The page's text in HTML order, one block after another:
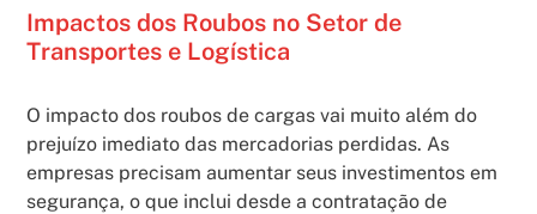
Impactos dos Roubos no Setor de
Transportes e Logística
O impacto dos roubos de cargas vai muito além do
prejuízo imediato das mercadorias perdidas. As
empresas precisam aumentar seus investimentos em
segurança, o que inclui desde a contratação de